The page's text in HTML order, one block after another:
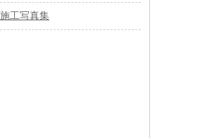
施工写真集